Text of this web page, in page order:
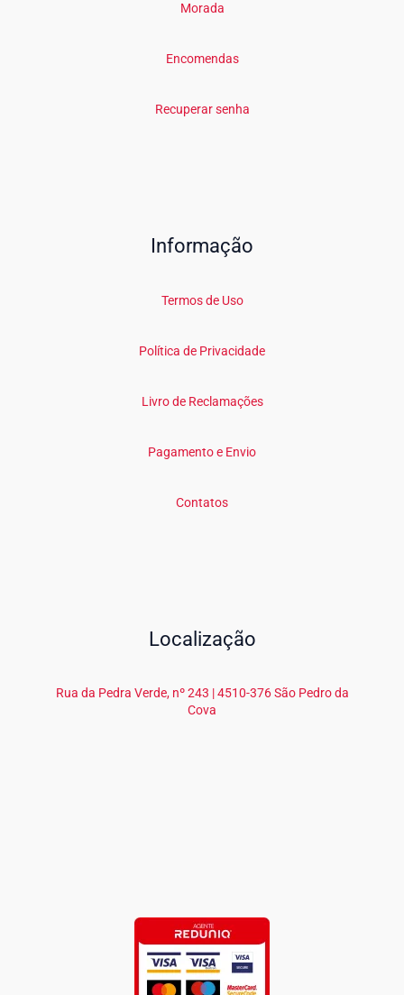
Morada
Encomendas
Recuperar senha
Informação
Termos de Uso
Política de Privacidade
Livro de Reclamações
Pagamento e Envio
Contatos
Localização
Rua da Pedra Verde, nº 243 | 4510-376 São Pedro da
Cova